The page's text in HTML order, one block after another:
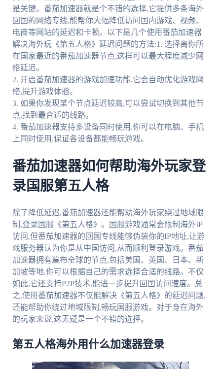
是关键。番茄加速器就是个不错的选择,它提供多条海外
回国的网络专线,能帮你大幅降低访问国内游戏、视频、
电商等网站的延迟和卡顿。以下是几个使用番茄加速器
解决海外玩《第五人格》延迟问题的方法:1. 选择离你所
在国家最近的番茄加速器节点,这样可以最大程度减少网
络延迟。
2. 开启番茄加速器的游戏加速功能,它会自动优化游戏网
络,提升游戏体验。
3. 如果你发现某个节点延迟较高,可以尝试切换到其他节
点,找到最合适的线路。
4. 番茄加速器支持多设备同时使用,你可以在电脑、手机
上同时使用,保证各设备都能畅玩游戏。
番茄加速器如何帮助海外玩家登
录国服第五人格
除了降低延迟,番茄加速器还能帮助海外玩家绕过地域限
制,登录国服《第五人格》。国服游戏通常会限制海外IP
访问,但番茄加速器的回国专线能够伪装你的IP地址,让游
戏服务器认为你是从中国访问,从而顺利登录游戏。番茄
加速器拥有遍布全球的节点,包括美国、英国、日本、新
加坡等地,你可以根据自己的需求选择合适的线路。不仅
如此,它还支持P2P技术,能进一步提升回国访问速度。总
之,使用番茄加速器不仅能解决《第五人格》的延迟问题,
还能帮助你绕过地域限制,畅玩国服游戏。对于身在海外
的玩家来说,这无疑是一个不错的选择。
第五人格海外用什么加速器登录